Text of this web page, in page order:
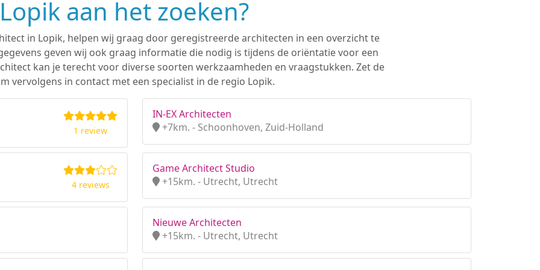
aan het zoeken?
in Lopik, helpen wij graag door geregistreerde architecten in een overzicht te
geven wij ook graag informatie die nodig is tijdens de oriëntatie voor een
kan je terecht voor diverse soorten werkzaamheden en vraagstukken. Zet de
vervolgens in contact met een specialist in de regio Lopik.
1 review
IN-EX Architecten
+7km. - Schoonhoven, Zuid-Holland
4 reviews
Game Architect Studio
+15km. - Utrecht, Utrecht
Nieuwe Architecten
+15km. - Utrecht, Utrecht